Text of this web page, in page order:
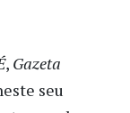
, Gazeta
seu